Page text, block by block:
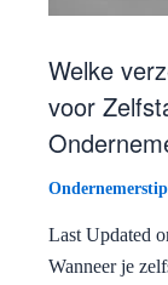
Welke
voor
Last Updated
Wanneer je